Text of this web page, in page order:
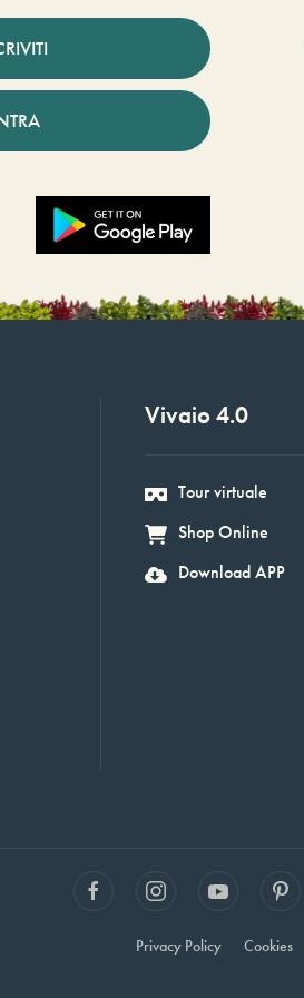
Vivaio 4.0
Tour virtuale
Shop Online
Download APP
Privacy Policy Cookies